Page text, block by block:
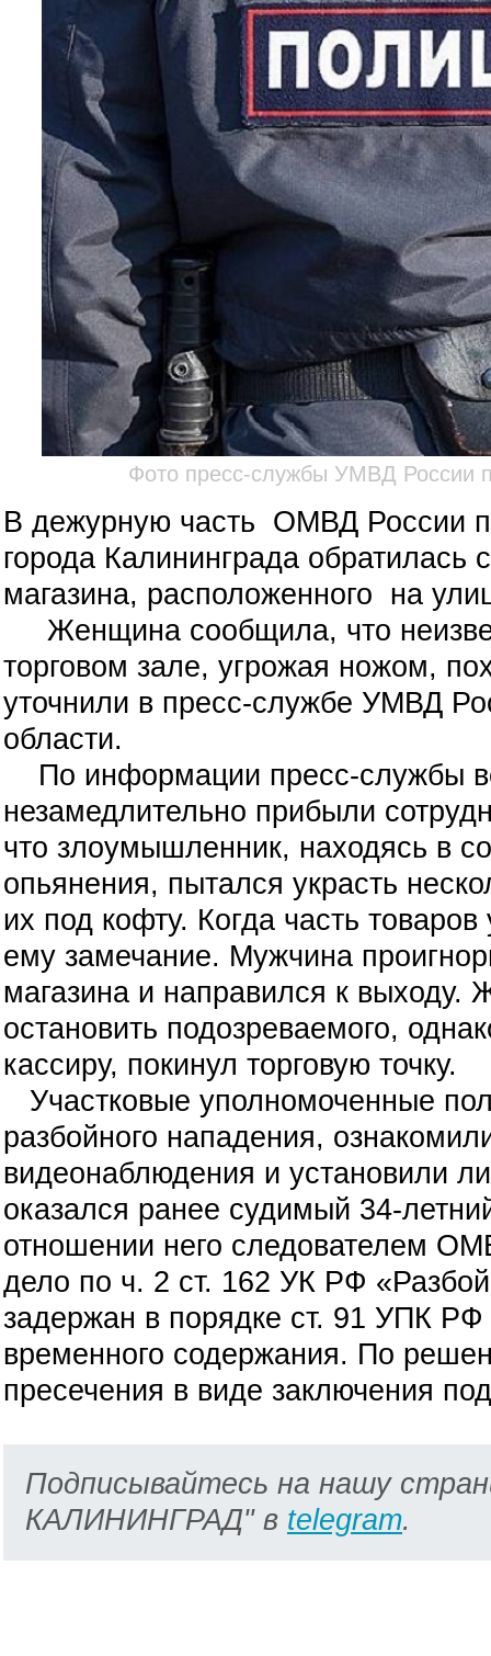
Фото пресс-службы УМВД России
В дежурную часть ОМВД России
города Калининграда обратилась
магазина, расположенного на
Женщина сообщила, что
торговом зале, угрожая ножом,
уточнили в пресс-службе УМВД
области.
По информации пресс-службы
незамедлительно прибыли
что злоумышленник, находясь в
опьянения, пытался украсть
их под кофту. Когда часть
ему замечание. Мужчина
магазина и направился к
остановить подозреваемого,
кассиру, покинул торговую точку.
Участковые уполномоченные
разбойного нападения,
видеонаблюдения и установили
оказался ранее судимый 34-
отношении него следователем
дело по ч. 2 ст. 162 УК РФ
задержан в порядке ст. 91 УПК
временного содержания. По
пресечения в виде заключения
Подписывайтесь на нашу
КАЛИНИНГРАД" в telegram.